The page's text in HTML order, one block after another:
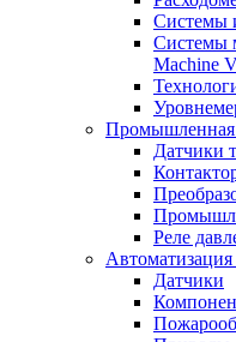
Системы
Системы
Machine
Промышленная
Датчики
Реле
Автоматизация
Датчики